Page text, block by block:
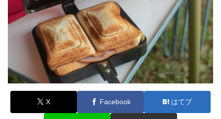
X Facebook はてブ